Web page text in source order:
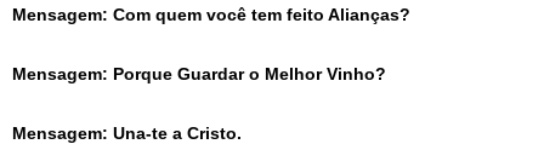
Mensagem: Com quem você tem feito Alianças?
Mensagem: Porque Guardar o Melhor Vinho?
Mensagem: Una-te a Cristo.